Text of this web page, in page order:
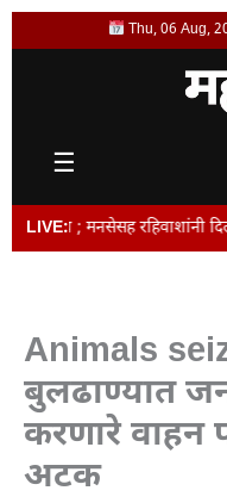
Skip
Thu, 06 Aug,
☰
LIVE:
मनसेसह रहिवाशांनी दिला
Animals
बुलढाण्यात
करणारे वाहन
अटक